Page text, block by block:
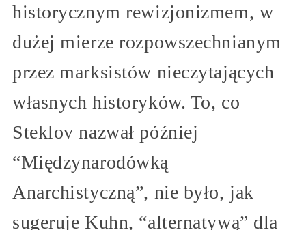
historycznym rewizjonizmem, w
dużej mierze rozpowszechnianym
przez marksistów nieczytających
własnych historyków. To, co
Steklov nazwał później
“Międzynarodówką
Anarchistyczną”, nie było, jak
sugeruje Kuhn, “alternatywą” dla